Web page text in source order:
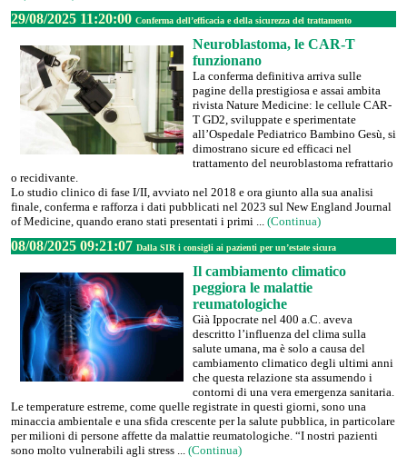
29/08/2025 11:20:00 Conferma dell’efficacia e della sicurezza del trattamento
Neuroblastoma, le CAR-T
funzionano
La conferma definitiva arriva sulle
pagine della prestigiosa e assai ambita
rivista Nature Medicine: le cellule CAR-
T GD2, sviluppate e sperimentate
all’Ospedale Pediatrico Bambino Gesù, si
dimostrano sicure ed efficaci nel
trattamento del neuroblastoma refrattario
o recidivante.
Lo studio clinico di fase I/II, avviato nel 2018 e ora giunto alla sua analisi
finale, conferma e rafforza i dati pubblicati nel 2023 sul New England Journal
of Medicine, quando erano stati presentati i primi ... (Continua)
08/08/2025 09:21:07 Dalla SIR i consigli ai pazienti per un’estate sicura
Il cambiamento climatico
peggiora le malattie
reumatologiche
Già Ippocrate nel 400 a.C. aveva
descritto l’influenza del clima sulla
salute umana, ma è solo a causa del
cambiamento climatico degli ultimi anni
che questa relazione sta assumendo i
contorni di una vera emergenza sanitaria.
Le temperature estreme, come quelle registrate in questi giorni, sono una
minaccia ambientale e una sfida crescente per la salute pubblica, in particolare
per milioni di persone affette da malattie reumatologiche. “I nostri pazienti
sono molto vulnerabili agli stress ... (Continua)